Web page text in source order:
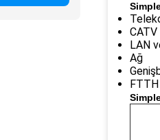
CATV
LAN
Ağ
FTTH